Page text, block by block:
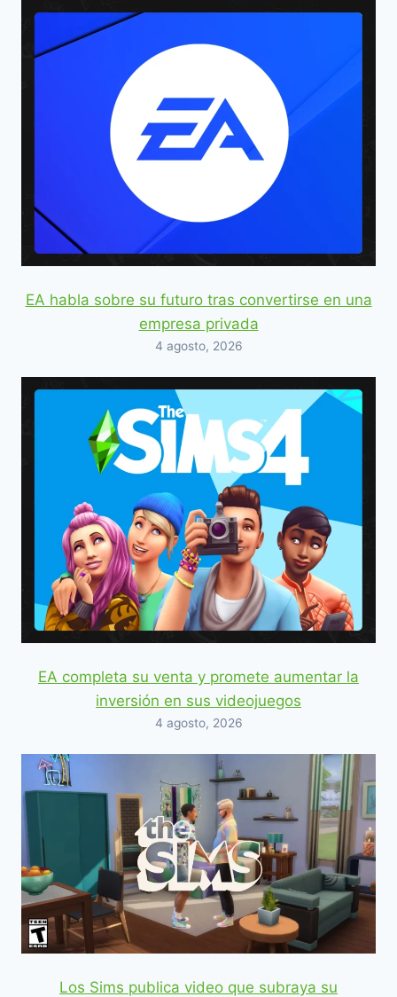
EA habla sobre su futuro tras convertirse en una
empresa privada
4 agosto, 2026
EA completa su venta y promete aumentar la
inversión en sus videojuegos
4 agosto, 2026
Los Sims publica video que subraya su